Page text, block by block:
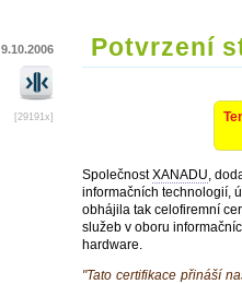
9.10.2006
[29191x]
Potvrzení
SpolečnostXANADU,
informačních technologií,
obhájila tak celofiremní
služeb v oboru
hardware.
"Tato certifikace přináší